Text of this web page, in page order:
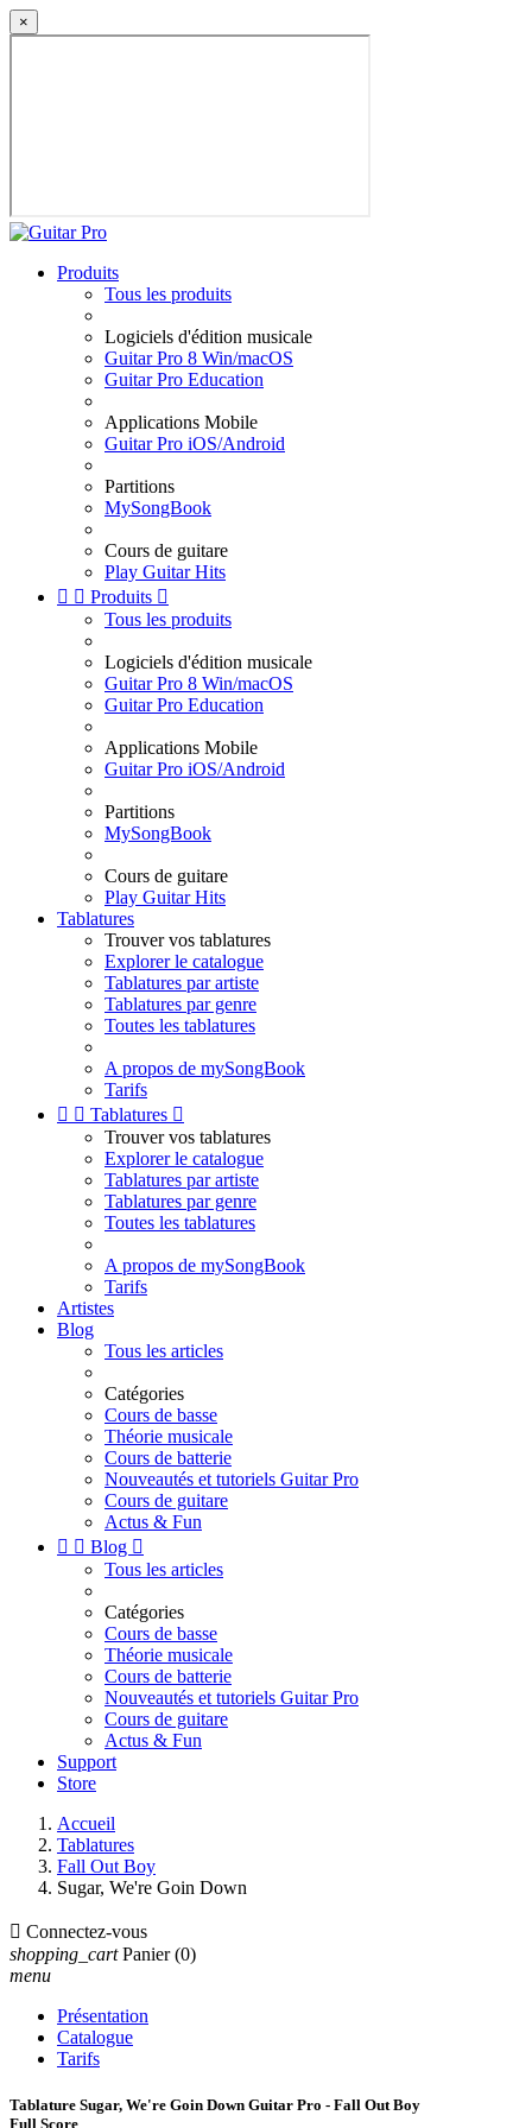
×
Produits
Tous les produits
Logiciels d'édition musicale
Guitar Pro 8 Win/macOS
Guitar Pro Education
Applications Mobile
Guitar Pro iOS/Android
Partitions
MySongBook
Cours de guitare
Play Guitar Hits
  Produits 
Tous les produits
Logiciels d'édition musicale
Guitar Pro 8 Win/macOS
Guitar Pro Education
Applications Mobile
Guitar Pro iOS/Android
Partitions
MySongBook
Cours de guitare
Play Guitar Hits
Tablatures
Trouver vos tablatures
Explorer le catalogue
Tablatures par artiste
Tablatures par genre
Toutes les tablatures
A propos de mySongBook
Tarifs
  Tablatures 
Trouver vos tablatures
Explorer le catalogue
Tablatures par artiste
Tablatures par genre
Toutes les tablatures
A propos de mySongBook
Tarifs
Artistes
Blog
Tous les articles
Catégories
Cours de basse
Théorie musicale
Cours de batterie
Nouveautés et tutoriels Guitar Pro
Cours de guitare
Actus & Fun
  Blog 
Tous les articles
Catégories
Cours de basse
Théorie musicale
Cours de batterie
Nouveautés et tutoriels Guitar Pro
Cours de guitare
Actus & Fun
Support
Store
Accueil
Tablatures
Fall Out Boy
Sugar, We're Goin Down
 Connectez-vous
shopping_cart Panier (0)
menu
Présentation
Catalogue
Tarifs
Tablature Sugar, We're Goin Down Guitar Pro - Fall Out Boy
Full Score